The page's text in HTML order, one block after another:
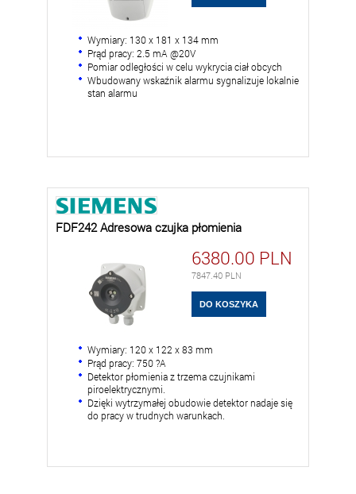
Wymiary: 130 x 181 x 134 mm
Prąd pracy: 2.5 mA @20V
Pomiar odległości w celu wykrycia ciał obcych
Wbudowany wskaźnik alarmu sygnalizuje lokalnie
stan alarmu
FDF242 Adresowa czujka płomienia
6380.00 PLN
7847.40 PLN
Wymiary: 120 x 122 x 83 mm
Prąd pracy: 750 ?A
Detektor płomienia z trzema czujnikami
piroelektrycznymi.
Dzięki wytrzymałej obudowie detektor nadaje się
do pracy w trudnych warunkach.